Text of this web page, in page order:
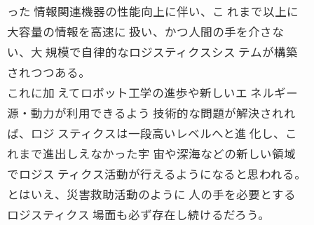
った 情報関連機器の性能向上に伴い、こ れまで以上に
大容量の情報を高速に 扱い、かつ人間の手を介さな
い、大 規模で自律的なロジスティクスシス テムが構築
されつつある。
これに加 えてロボット工学の進歩や新しいエ ネルギー
源・動力が利用できるよう 技術的な問題が解決されれ
ば、ロジ スティクスは一段高いレベルへと進 化し、こ
れまで進出しえなかった宇 宙や深海などの新しい領域
でロジス ティクス活動が行えるようになると思われる。
とはいえ、災害救助活動のように 人の手を必要とする
ロジスティクス 場面も必ず存在し続けるだろう。